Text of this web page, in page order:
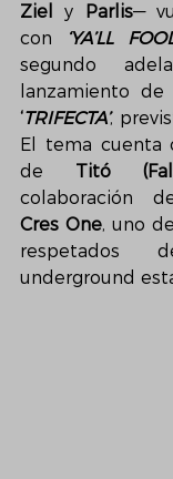
Ziel
y Parlis—
con
‘YA’LL
segundo
‘TRIFECTA’,
El tema cuenta
de Titó
Cres One, uno
respetados
underground